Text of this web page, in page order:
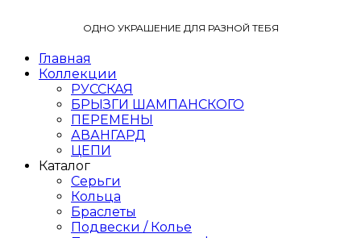
ОДНО УКРАШЕНИЕ ДЛЯ РАЗНОЙ ТЕБЯ
Главная
Коллекции
РУССКАЯ
БРЫЗГИ ШАМПАНСКОГО
ПЕРЕМЕНЫ
АВАНГАРД
ЦЕПИ
Каталог
Серьги
Кольца
Браслеты
Подвески / Колье